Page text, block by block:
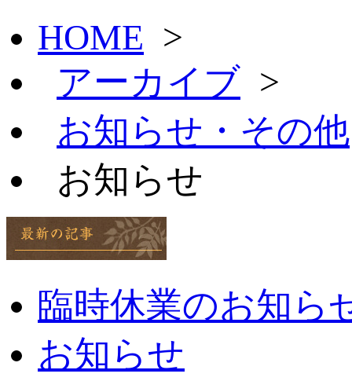
HOME >
アーカイブ >
お知らせ・その他
お知らせ
臨時休業のお知ら
お知らせ